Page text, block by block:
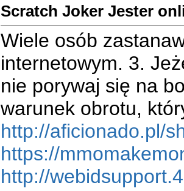
Scratch Joker Jester
Wiele osób
internetowym. 3.
nie porywaj się na
warunek obrotu,
http://aficionado.pl/
https://
http://